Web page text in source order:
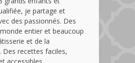
je partage et
des passionnés. Des
entier et beaucoup
et de la
Des recettes faciles,
accessibles.